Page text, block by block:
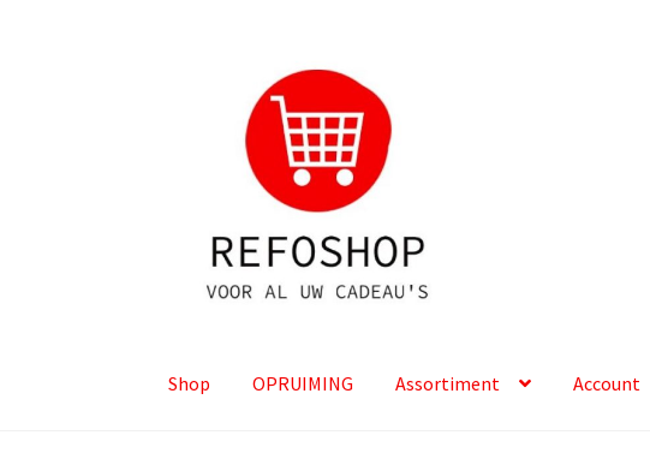
Shop OPRUIMING Assortiment Account